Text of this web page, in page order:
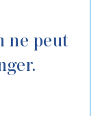
ne peut